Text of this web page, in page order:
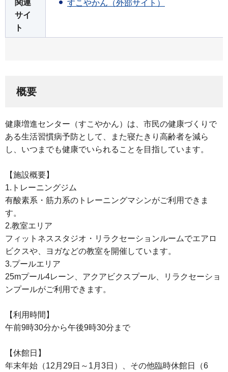
関連
サイ
ト
すこやかん（外部サイト）
概要
健康増進センター（すこやかん）は、市民の健康づくりで
ある生活習慣病予防として、また寝たきり高齢者を減ら
し、いつまでも健康でいられることを目指しています。
【施設概要】
1.トレーニングジム
有酸素系・筋力系のトレーニングマシンがご利用できま
す。
2.教室エリア
フィットネススタジオ・リラクセーションルームでエアロ
ビクスや、ヨガなどの教室を開催しています。
3.プールエリア
25mプール4レーン、アクアビクスプール、リラクセーショ
ンプールがご利用できます。
【利用時間】
午前9時30分から午後9時30分まで
【休館日】
年末年始（12月29日～1月3日）、その他臨時休館日（6